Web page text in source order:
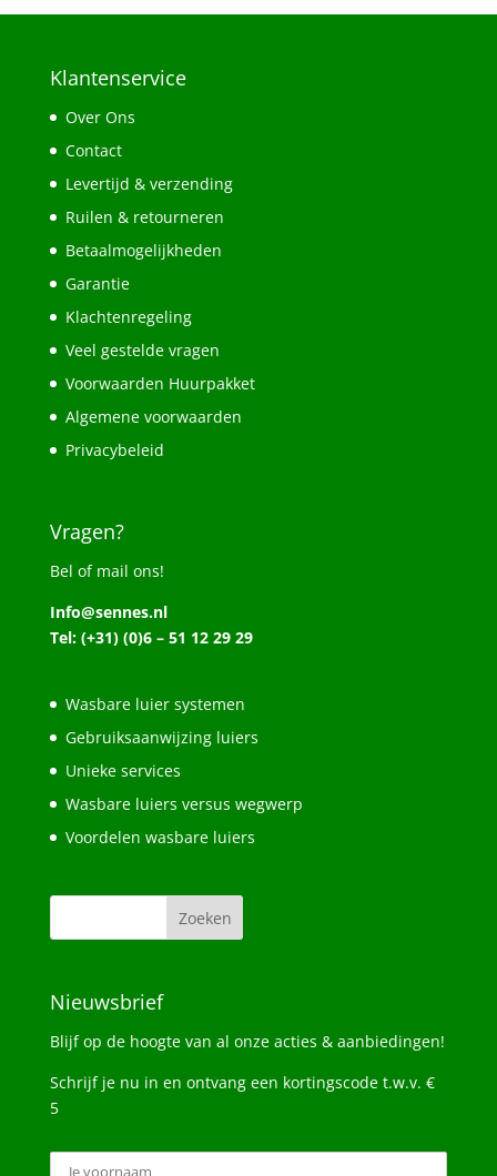
Klantenservice
Over Ons
Contact
Levertijd & verzending
Ruilen & retourneren
Betaalmogelijkheden
Garantie
Klachtenregeling
Veel gestelde vragen
Voorwaarden Huurpakket
Algemene voorwaarden
Privacybeleid
Vragen?
Bel of mail ons!
Info@sennes.nl
Tel: (+31) (0)6 – 51 12 29 29
Wasbare luier systemen
Gebruiksaanwijzing luiers
Unieke services
Wasbare luiers versus wegwerp
Voordelen wasbare luiers
Nieuwsbrief
Blijf op de hoogte van al onze acties & aanbiedingen!
Schrijf je nu in en ontvang een kortingscode t.w.v. €
5